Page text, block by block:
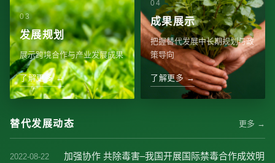
发展规划
展示跨境合作与产业发展成果
了解更多 →
成果展示
把握替代发展中长期规划与政
策导向
了解更多 →
替代发展动态 更多 →
2022-08-22
加强协作 共除毒害–我国开展国际禁毒合作成效明